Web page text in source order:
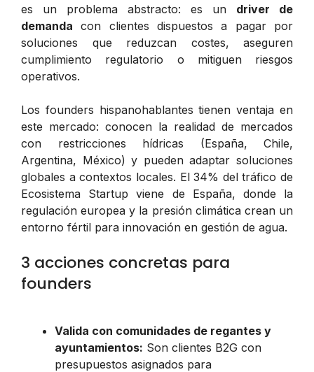
es un problema abstracto: es un driver de
demanda con clientes dispuestos a pagar por
soluciones que reduzcan costes, aseguren
cumplimiento regulatorio o mitiguen riesgos
operativos.
Los founders hispanohablantes tienen ventaja en
este mercado: conocen la realidad de mercados
con restricciones hídricas (España, Chile,
Argentina, México) y pueden adaptar soluciones
globales a contextos locales. El 34% del tráfico de
Ecosistema Startup viene de España, donde la
regulación europea y la presión climática crean un
entorno fértil para innovación en gestión de agua.
3 acciones concretas para
founders
Valida con comunidades de regantes y
ayuntamientos: Son clientes B2G con
presupuestos asignados para